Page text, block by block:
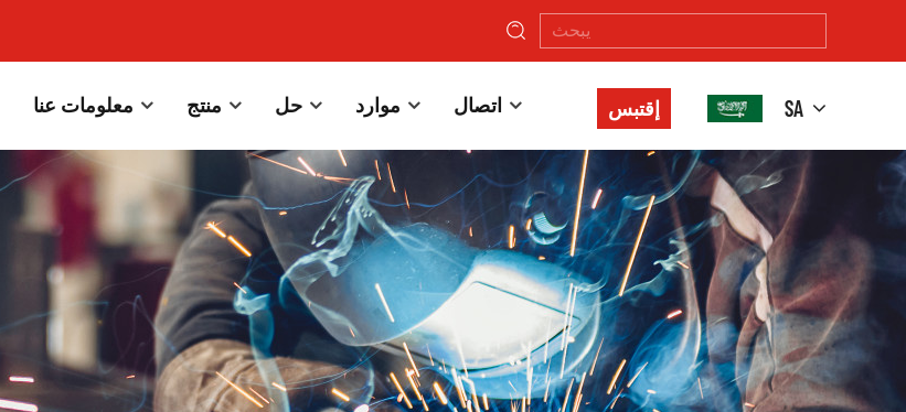
معلومات عنا منتج حل موارد اتصال إقتبس SA